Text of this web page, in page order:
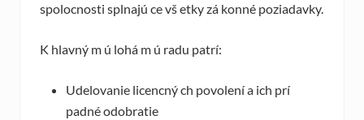
spolocnosti splnajú ce vš etky zá konné poziadavky.
K hlavný m ú lohá m ú radu patrí:
Udelovanie licencný ch povolení a ich prí
padné odobratie